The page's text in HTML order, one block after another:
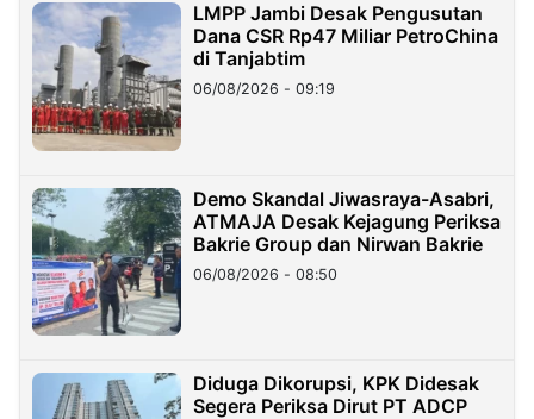
LMPP Jambi Desak Pengusutan
Dana CSR Rp47 Miliar PetroChina
di Tanjabtim
06/08/2026 - 09:19
Demo Skandal Jiwasraya-Asabri,
ATMAJA Desak Kejagung Periksa
Bakrie Group dan Nirwan Bakrie
06/08/2026 - 08:50
Diduga Dikorupsi, KPK Didesak
Segera Periksa Dirut PT ADCP